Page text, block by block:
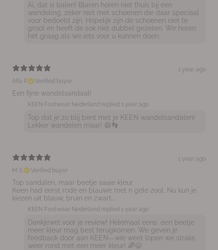
Ai, dat is balen! Blaren horen niet thuis bij een
wandeling, zeker niet met schoenen die daar speciaal
voor bedoeld zijn. Hopelijk zijn de schoenen niet te
groot en heeft de sok niet dubbel gezeten. We horen
het graag als we iets voor u kunnen doen.
1 year ago
Afia P.
Verified buyer
Een fijne wandelsandaal!
KEEN Footwear Nederland replied 1 year ago
Top dat je zo blij bent met je KEEN wandelsandalen!
Lekker wandelen maar! 😄👣
1 year ago
M S.
Verified buyer
Top sandalen, maar beetje saaie kleur.
Keen had eerst rode en blauwe met n gele zool. Nu kun je
kiezen uit blauw, bruin en zwart....
KEEN Footwear Nederland replied 1 year ago
Dankjewel voor je review! Helemaal eens: een beetje
meer kleur mag best terugkomen. We geven je
feedback door aan KEEN—wie weet lopen we straks
weer rond met een meer kleur! 🌈😉